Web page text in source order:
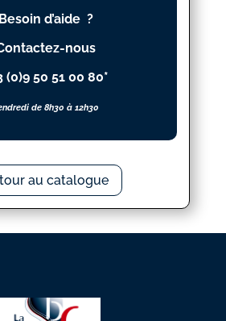
Besoin d’aide ?
nous
(0)9 50 51 00 80*
de 8h30 à 12h30
au catalogue